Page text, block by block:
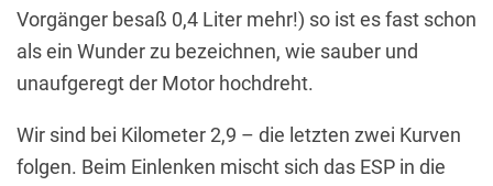
Vorgänger besaß 0,4 Liter mehr!) so ist es fast schon
als ein Wunder zu bezeichnen, wie sauber und
unaufgeregt der Motor hochdreht.
Wir sind bei Kilometer 2,9 – die letzten zwei Kurven
folgen. Beim Einlenken mischt sich das ESP in die